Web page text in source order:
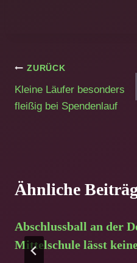
ZURÜCK
Kleine Läufer besonders
fleißig bei Spendenlauf
Ähnliche
Abschlussball an der
Mittelschule lässt